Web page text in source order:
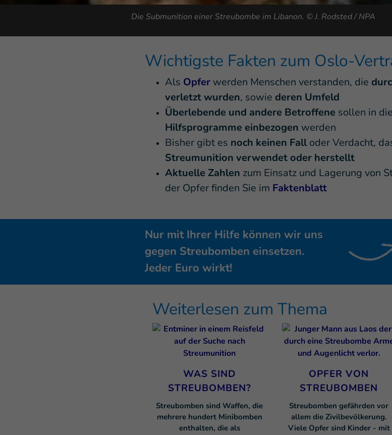
Die Submunition einer Streubombe im Libanon. © J. Rodsted / NPA
Wichtigste Fakten zum Oslo-
Als Opfer werden Menschen verstanden, die
verletzt wurden, sowie deren Umfeld
Überlebende und andere Betroffene sollen in die
Hilfsprogramme einbezogen werden
Bisher gibt es noch keinen Falloder Verdacht,
Streumunition verwendet oder herstellt
Aktuelle Zahlen zum Einsatz und Lagerung von
der Opfer finden Sie im Faktenblatt
Nur mit Ihrer Hilfe können wir uns
gegen Streubomben einsetzen.
Jeder Euro wirkt!
Weiterlesen zum Thema
WAS SIND
STREUBOMBEN?
Streubomben sind Waffen, die
mehrere hundert Minibomben
enthalten, die als
OPFER VON
STREUBOMBEN
Streubomben gefährden vor
allem die Zivilbevölkerung.
Viele Opfer sind Kinder - mit